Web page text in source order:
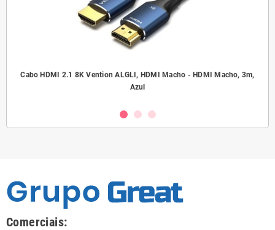
Cabo HDMI 2.1 8K Vention ALGLI, HDMI Macho - HDMI Macho, 3m,
Azul
Comerciais: